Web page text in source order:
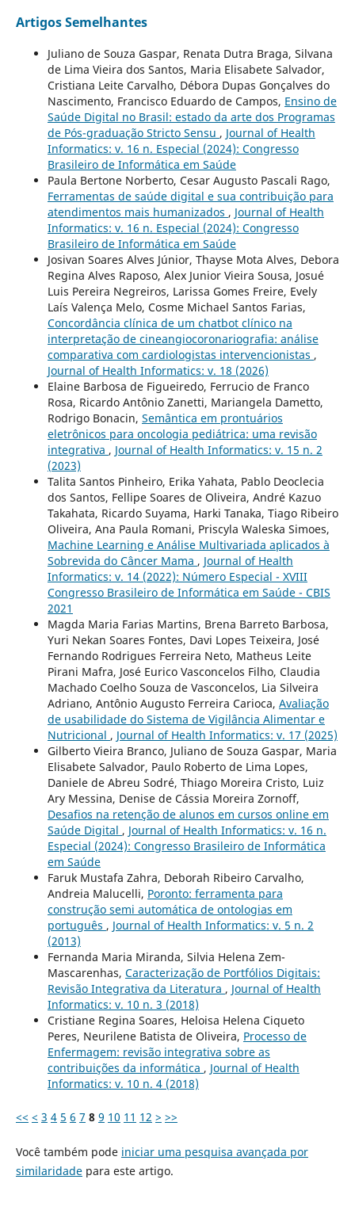
Artigos Semelhantes
Juliano de Souza Gaspar, Renata Dutra Braga, Silvana
de Lima Vieira dos Santos, Maria Elisabete Salvador,
Cristiana Leite Carvalho, Débora Dupas Gonçalves do
Nascimento, Francisco Eduardo de Campos, Ensino de
Saúde Digital no Brasil: estado da arte dos Programas
de Pós-graduação Stricto Sensu , Journal of Health
Informatics: v. 16 n. Especial (2024): Congresso
Brasileiro de Informática em Saúde
Paula Bertone Norberto, Cesar Augusto Pascali Rago,
Ferramentas de saúde digital e sua contribuição para
atendimentos mais humanizados , Journal of Health
Informatics: v. 16 n. Especial (2024): Congresso
Brasileiro de Informática em Saúde
Josivan Soares Alves Júnior, Thayse Mota Alves, Debora
Regina Alves Raposo, Alex Junior Vieira Sousa, Josué
Luis Pereira Negreiros, Larissa Gomes Freire, Evely
Laís Valença Melo, Cosme Michael Santos Farias,
Concordância clínica de um chatbot clínico na
interpretação de cineangiocoronariografia: análise
comparativa com cardiologistas intervencionistas ,
Journal of Health Informatics: v. 18 (2026)
Elaine Barbosa de Figueiredo, Ferrucio de Franco
Rosa, Ricardo Antônio Zanetti, Mariangela Dametto,
Rodrigo Bonacin, Semântica em prontuários
eletrônicos para oncologia pediátrica: uma revisão
integrativa , Journal of Health Informatics: v. 15 n. 2
(2023)
Talita Santos Pinheiro, Erika Yahata, Pablo Deoclecia
dos Santos, Fellipe Soares de Oliveira, André Kazuo
Takahata, Ricardo Suyama, Harki Tanaka, Tiago Ribeiro
Oliveira, Ana Paula Romani, Priscyla Waleska Simoes,
Machine Learning e Análise Multivariada aplicados à
Sobrevida do Câncer Mama , Journal of Health
Informatics: v. 14 (2022): Número Especial - XVIII
Congresso Brasileiro de Informática em Saúde - CBIS
2021
Magda Maria Farias Martins, Brena Barreto Barbosa,
Yuri Nekan Soares Fontes, Davi Lopes Teixeira, José
Fernando Rodrigues Ferreira Neto, Matheus Leite
Pirani Mafra, José Eurico Vasconcelos Filho, Claudia
Machado Coelho Souza de Vasconcelos, Lia Silveira
Adriano, Antônio Augusto Ferreira Carioca, Avaliação
de usabilidade do Sistema de Vigilância Alimentar e
Nutricional , Journal of Health Informatics: v. 17 (2025)
Gilberto Vieira Branco, Juliano de Souza Gaspar, Maria
Elisabete Salvador, Paulo Roberto de Lima Lopes,
Daniele de Abreu Sodré, Thiago Moreira Cristo, Luiz
Ary Messina, Denise de Cássia Moreira Zornoff,
Desafios na retenção de alunos em cursos online em
Saúde Digital , Journal of Health Informatics: v. 16 n.
Especial (2024): Congresso Brasileiro de Informática
em Saúde
Faruk Mustafa Zahra, Deborah Ribeiro Carvalho,
Andreia Malucelli, Poronto: ferramenta para
construção semi automática de ontologias em
português , Journal of Health Informatics: v. 5 n. 2
(2013)
Fernanda Maria Miranda, Silvia Helena Zem-
Mascarenhas, Caracterização de Portfólios Digitais:
Revisão Integrativa da Literatura , Journal of Health
Informatics: v. 10 n. 3 (2018)
Cristiane Regina Soares, Heloisa Helena Ciqueto
Peres, Neurilene Batista de Oliveira, Processo de
Enfermagem: revisão integrativa sobre as
contribuições da informática , Journal of Health
Informatics: v. 10 n. 4 (2018)
<< < 3 4 5 6 7 8 9 10 11 12 > >>
Você também pode iniciar uma pesquisa avançada por
similaridadepara este artigo.